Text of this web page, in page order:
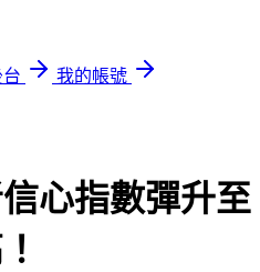
我的帳號
心指數彈升至